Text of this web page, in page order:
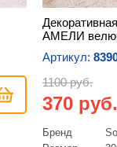
АМЕЛИ
Артикул:
1100 руб.
370 руб.
Бренд